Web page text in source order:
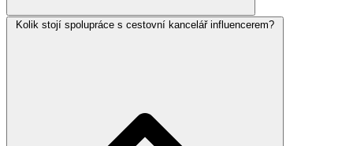
Kolik stojí spolupráce s cestovní kancelář influencerem?